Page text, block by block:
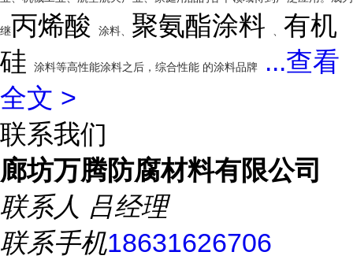
继丙烯酸 涂料、 聚氨酯涂料
有机
硅
涂料等高性能涂料之后，综合性能 的涂料品牌 ...查看
全文 >
联系我们
廊坊万腾防腐材料有限公司
联系人 吕经理
联系手机18631626706